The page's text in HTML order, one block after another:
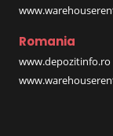
Romania
www.depozitinfo.ro